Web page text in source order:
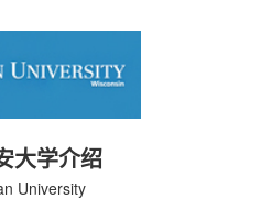
大学介绍
University